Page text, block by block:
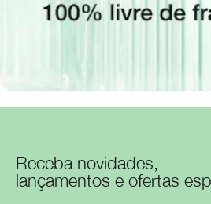
Receba novidades,
lançamentos e ofertas